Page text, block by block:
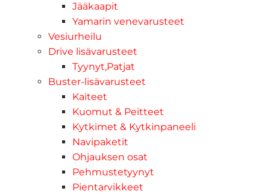
Jääkaapit
Yamarin venevarusteet
Vesiurheilu
Drive lisävarusteet
Tyynyt,Patjat
Buster-lisävarusteet
Kaiteet
Kuomut & Peitteet
Kytkimet & Kytkinpaneeli
Navipaketit
Ohjauksen osat
Pehmustetyynyt
Pientarvikkeet